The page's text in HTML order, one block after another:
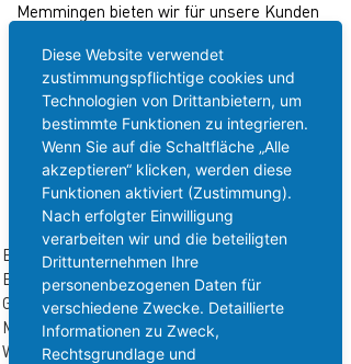
Memmingen bieten wir für unsere Kunden
langjährige Erfahrungen auf diesem Gebiet,
einem Netzwerk mit ausgezeichneten
Piloten und kurzfristig verfügbarem
Aircraft-Bestand sind wir in der Lage,
nahezu alle Anforderungen zu erfüllen.
UNSERE LEISTUNGEN
Bewertung
Beratung
Gutachten
Marktwertanalysen
Wartung
Diese Website verwendet
zustimmungspflichtige cookies und
Technologien von Drittanbietern, um
bestimmte Funktionen zu integrieren.
Wenn Sie auf die Schaltfläche „Alle
akzeptieren“ klicken, werden diese
Funktionen aktiviert (Zustimmung).
Nach erfolgter Einwilligung
verarbeiten wir und die beteiligten
Drittunternehmen Ihre
personenbezogenen Daten für
verschiedene Zwecke. Detaillierte
Informationen zu Zweck,
Rechtsgrundlage und